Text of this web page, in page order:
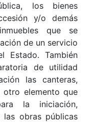
los bienes
y/o demás
que se
de un servicio
Estado. También
de utilidad
las canteras,
elemento que
la iniciación,
obras públicas